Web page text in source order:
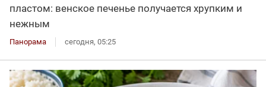
пластом: венское печенье получается хрупким и
нежным
Панорама сегодня, 05:25